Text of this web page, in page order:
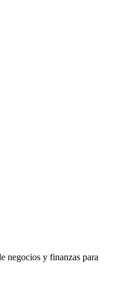
negocios y finanzas para